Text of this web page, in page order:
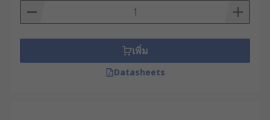
Flood Beam : แสงกระจายกว้าง เหมาะสำหรับ
Spot Beam : แสงพุ่งตรงสำหรับโฟกัสเฉพาะจุด
เหมาะกับงานตรวจสอบหรืองานซ่อมแซม
เพิ่ม
Datasheets